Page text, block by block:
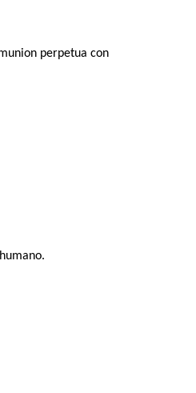
perpetua con